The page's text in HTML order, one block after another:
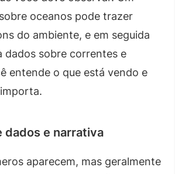
oceanos pode trazer
do ambiente, e em seguida
dados sobre correntes e
entende o que está vendo e
dados e narrativa
aparecem, mas geralmente